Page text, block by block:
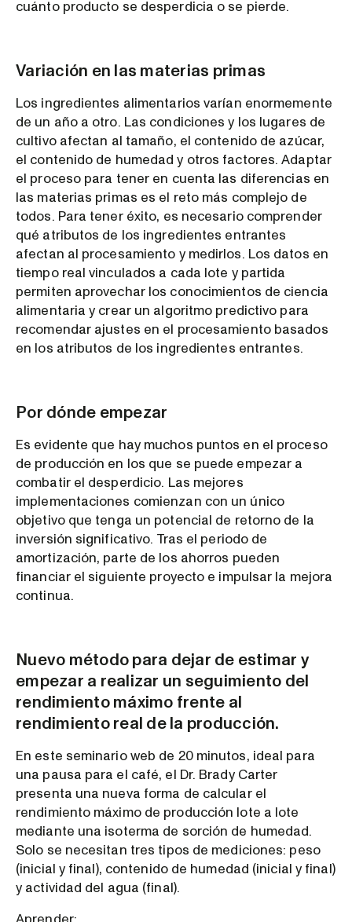
cuánto producto se desperdicia o se pierde.
Variación en las materias primas
Los ingredientes alimentarios varían enormemente
de un año a otro. Las condiciones y los lugares de
cultivo afectan al tamaño, el contenido de azúcar,
el contenido de humedad y otros factores. Adaptar
el proceso para tener en cuenta las diferencias en
las materias primas es el reto más complejo de
todos. Para tener éxito, es necesario comprender
qué atributos de los ingredientes entrantes
afectan al procesamiento y medirlos. Los datos en
tiempo real vinculados a cada lote y partida
permiten aprovechar los conocimientos de ciencia
alimentaria y crear un algoritmo predictivo para
recomendar ajustes en el procesamiento basados
en los atributos de los ingredientes entrantes.
Por dónde empezar
Es evidente que hay muchos puntos en el proceso
de producción en los que se puede empezar a
combatir el desperdicio. Las mejores
implementaciones comienzan con un único
objetivo que tenga un potencial de retorno de la
inversión significativo. Tras el periodo de
amortización, parte de los ahorros pueden
financiar el siguiente proyecto e impulsar la mejora
continua.
Nuevo método para dejar de estimar y
empezar a realizar un seguimiento del
rendimiento máximo frente al
rendimiento real de la producción.
En este seminario web de 20 minutos, ideal para
una pausa para el café, el Dr. Brady Carter
presenta una nueva forma de calcular el
rendimiento máximo de producción lote a lote
mediante una isoterma de sorción de humedad.
Solo se necesitan tres tipos de mediciones: peso
(inicial y final), contenido de humedad (inicial y final)
y actividad del agua (final).